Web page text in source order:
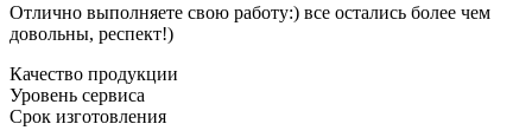
Отлично выполняете свою работу:) все остались более чем
довольны, респект!)
Качество продукции
Уровень сервиса
Срок изготовления